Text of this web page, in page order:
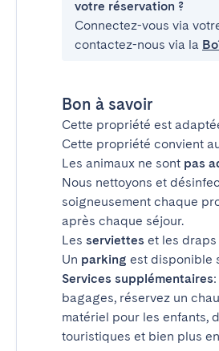
votre réservation ?
Connectez-vous via
contactez-nous via la
Bon à savoir
Cette propriété est
Cette propriété convient
Les animaux ne sont pas
Nous nettoyons et
soigneusement chaque
après chaque séjour.
Les serviettes et les
Un parking est disponible
Services supplémentaires
bagages, réservez un
matériel pour les enfants,
touristiques et bien plus